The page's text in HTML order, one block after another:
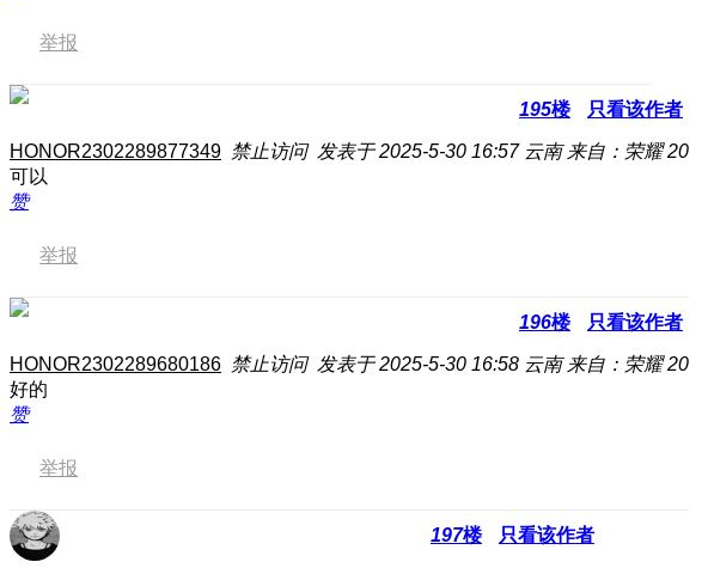
举报
195楼 只看该作者
HONOR2302289877349 禁止访问 发表于 2025-5-30 16:57 云南 来自：荣耀 20
可以
赞
举报
196楼 只看该作者
HONOR2302289680186 禁止访问 发表于 2025-5-30 16:58 云南 来自：荣耀 20
好的
赞
举报
197楼 只看该作者